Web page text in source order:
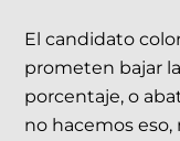
El candidato
prometen bajar
porcentaje, o
no hacemos